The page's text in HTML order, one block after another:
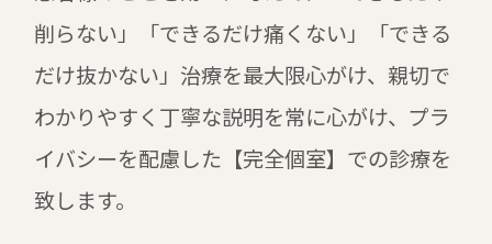
削らない」「できるだけ痛くない」「できる
だけ抜かない」治療を最大限心がけ、親切で
わかりやすく丁寧な説明を常に心がけ、プラ
イバシーを配慮した【完全個室】での診療を
致します。